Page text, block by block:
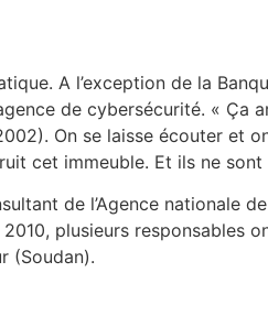
A l’exception de la
de cybersécurité. « Ça
On se laisse écouter et
cet immeuble. Et ils ne sont
de l’Agence nationale
plusieurs responsables
(Soudan).